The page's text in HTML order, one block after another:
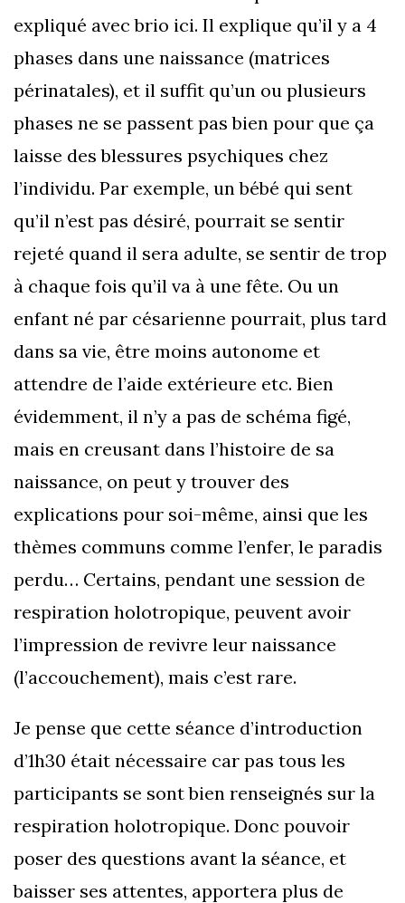
expliqué avec brio ici. Il explique qu’il y a 4
phases dans une naissance (matrices
périnatales), et il suffit qu’un ou plusieurs
phases ne se passent pas bien pour que ça
laisse des blessures psychiques chez
l’individu. Par exemple, un bébé qui sent
qu’il n’est pas désiré, pourrait se sentir
rejeté quand il sera adulte, se sentir de trop
à chaque fois qu’il va à une fête. Ou un
enfant né par césarienne pourrait, plus tard
dans sa vie, être moins autonome et
attendre de l’aide extérieure etc. Bien
évidemment, il n’y a pas de schéma figé,
mais en creusant dans l’histoire de sa
naissance, on peut y trouver des
explications pour soi-même, ainsi que les
thèmes communs comme l’enfer, le paradis
perdu… Certains, pendant une session de
respiration holotropique, peuvent avoir
l’impression de revivre leur naissance
(l’accouchement), mais c’est rare.
Je pense que cette séance d’introduction
d’1h30 était nécessaire car pas tous les
participants se sont bien renseignés sur la
respiration holotropique. Donc pouvoir
poser des questions avant la séance, et
baisser ses attentes, apportera plus de